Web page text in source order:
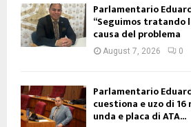
Parlamentario
“Seguimos tratando
causa del problema
August 7, 2026 0
Parlamentario
cuestiona e uzo di
unda e placa di ATA...